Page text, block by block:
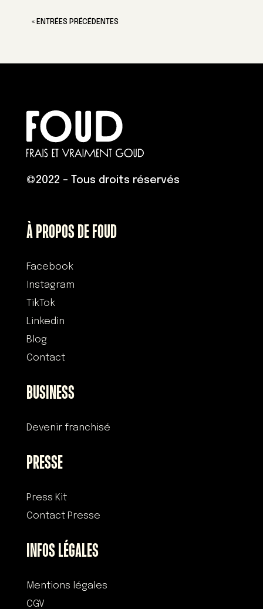
« ENTRÉES PRÉCÉDENTES
©2022 – Tous droits réservés
À PROPOS DE FOUD
Facebook
Instagram
TikTok
Linkedin
Blog
Contact
BUSINESS
Devenir franchisé
PRESSE
Press Kit
Contact Presse
INFOS LÉGALES
Mentions légales
CGV